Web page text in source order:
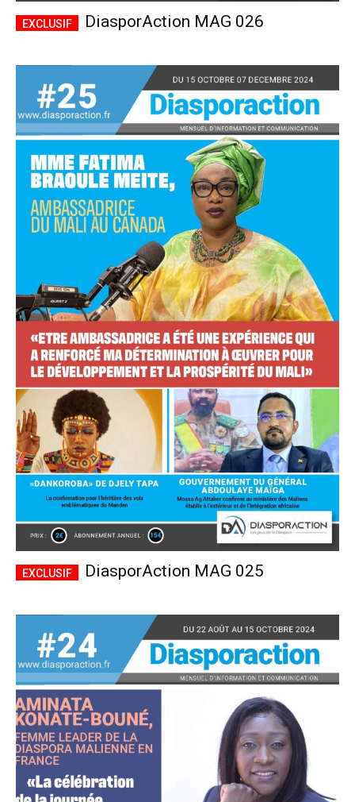
Accès complet
$22 / anplaceholder text
Tous les articles
Annonces
ANNUEL MENSUEL
CHOISIR LE FORFAIT
DiasporAction MAG 026
DiasporAction MAG 025